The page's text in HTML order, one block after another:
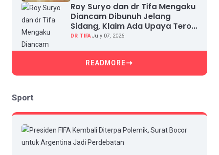
Roy Suryo dan dr Tifa Mengaku
Diancam Dibunuh Jelang
Sidang, Klaim Ada Upaya Teror
dan Intimidasi
DR TIFAJuly 07, 2026
READMORE
Sport